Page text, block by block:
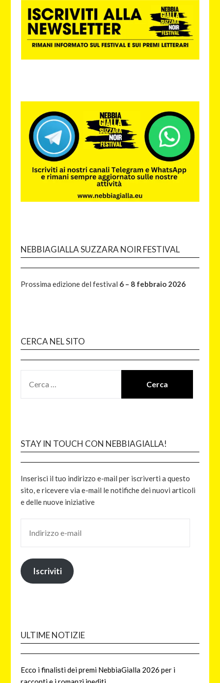
NEBBIAGIALLA SUZZARA NOIR FESTIVAL
Prossima edizione del festival 6 – 8 febbraio 2026
CERCA NEL SITO
STAY IN TOUCH CON NEBBIAGIALLA!
Inserisci il tuo indirizzo e-mail per iscriverti a questo
sito, e ricevere via e-mail le notifiche dei nuovi articoli
e delle nuove iniziative
Iscriviti
ULTIME NOTIZIE
Ecco i finalisti dei premi NebbiaGialla 2026 per i